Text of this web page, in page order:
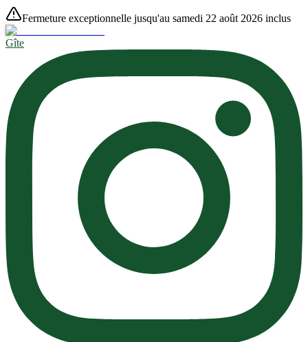
Fermeture exceptionnelle jusqu'au samedi 22 août 2026 inclus
Gîte